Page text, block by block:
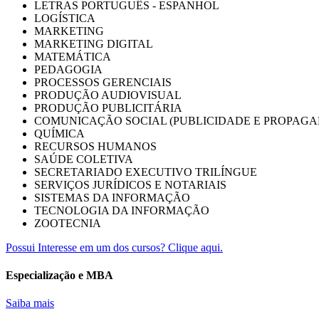
LETRAS PORTUGUÊS - ESPANHOL
LOGÍSTICA
MARKETING
MARKETING DIGITAL
MATEMÁTICA
PEDAGOGIA
PROCESSOS GERENCIAIS
PRODUÇÃO AUDIOVISUAL
PRODUÇÃO PUBLICITÁRIA
COMUNICAÇÃO SOCIAL (PUBLICIDADE E
QUÍMICA
RECURSOS HUMANOS
SAÚDE COLETIVA
SECRETARIADO EXECUTIVO TRILÍNGUE
SERVIÇOS JURÍDICOS E NOTARIAIS
SISTEMAS DA INFORMAÇÃO
TECNOLOGIA DA INFORMAÇÃO
ZOOTECNIA
Possui Interesse em um dos cursos? Clique aqui.
Especialização e MBA
Saiba mais